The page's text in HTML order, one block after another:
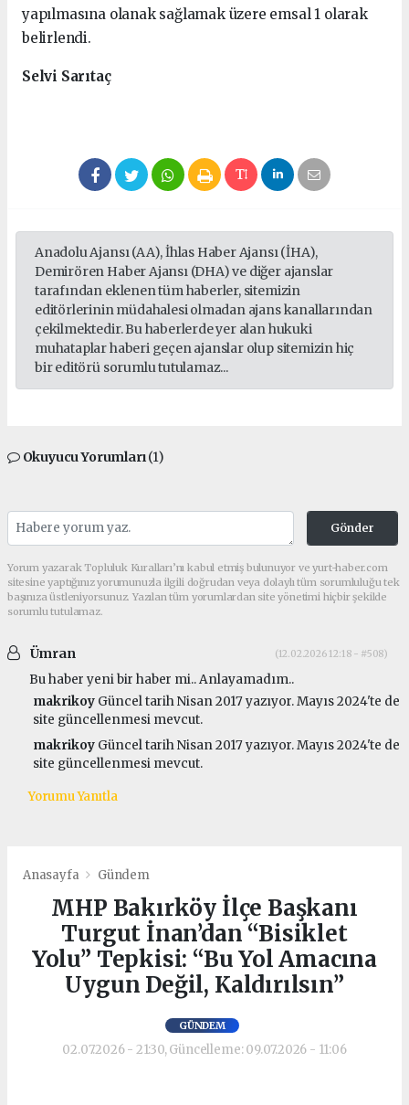
yapılmasına olanak sağlamak üzere emsal 1 olarak
belirlendi.
Selvi Sarıtaç
Anadolu Ajansı (AA), İhlas Haber Ajansı (İHA),
Demirören Haber Ajansı (DHA) ve diğer ajanslar
tarafından eklenen tüm haberler, sitemizin
editörlerinin müdahalesi olmadan ajans kanallarından
çekilmektedir. Bu haberlerde yer alan hukuki
muhataplar haberi geçen ajanslar olup sitemizin hiç
bir editörü sorumlu tutulamaz...
Okuyucu Yorumları(1)
Gönder
Yorum yazarak Topluluk Kuralları’nı kabul etmiş bulunuyor ve yurt-haber.com
sitesine yaptığınız yorumunuzla ilgili doğrudan veya dolaylı tüm sorumluluğu tek
başınıza üstleniyorsunuz. Yazılan tüm yorumlardan site yönetimi hiçbir şekilde
sorumlu tutulamaz.
Ümran (12.02.2026 12:18 - #508)
Bu haber yeni bir haber mi.. Anlayamadım..
makrikoy Güncel tarih Nisan 2017 yazıyor. Mayıs 2024'te de
site güncellenmesi mevcut.
makrikoy Güncel tarih Nisan 2017 yazıyor. Mayıs 2024'te de
site güncellenmesi mevcut.
Yorumu Yanıtla
Anasayfa Gündem
MHP Bakırköy İlçe Başkanı
Turgut İnan’dan “Bisiklet
Yolu” Tepkisi: “Bu Yol Amacına
Uygun Değil, Kaldırılsın”
GÜNDEM
02.07.2026 - 21:30, Güncelleme: 09.07.2026 - 11:06